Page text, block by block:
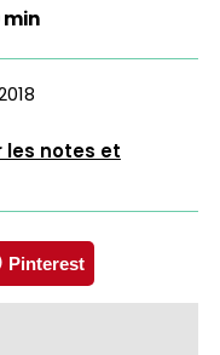
min
les notes et
Pinterest